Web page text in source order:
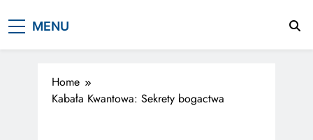
MENU
Home
Kabała Kwantowa: Sekrety bogactwa